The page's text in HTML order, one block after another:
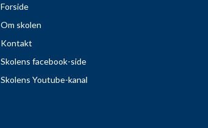
Forside
Om skolen
Kontakt
Skolens facebook-side
Skolens Youtube-kanal